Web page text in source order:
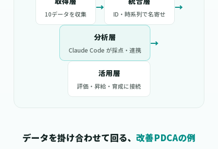
10データを収集
→
ID・時系列で名寄せ
→
分析層
Claude Code が採点・連携
→
活用層
評価・昇給・育成に接続
データを掛け合わせて回る、 改善PDCAの例